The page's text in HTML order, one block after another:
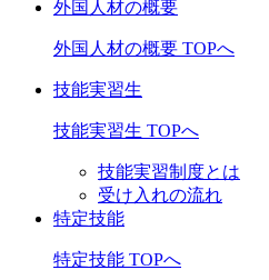
外国人材の概要
外国人材の概要 TOPへ
技能実習生
技能実習生 TOPへ
技能実習制度とは
受け入れの流れ
特定技能
特定技能 TOPへ